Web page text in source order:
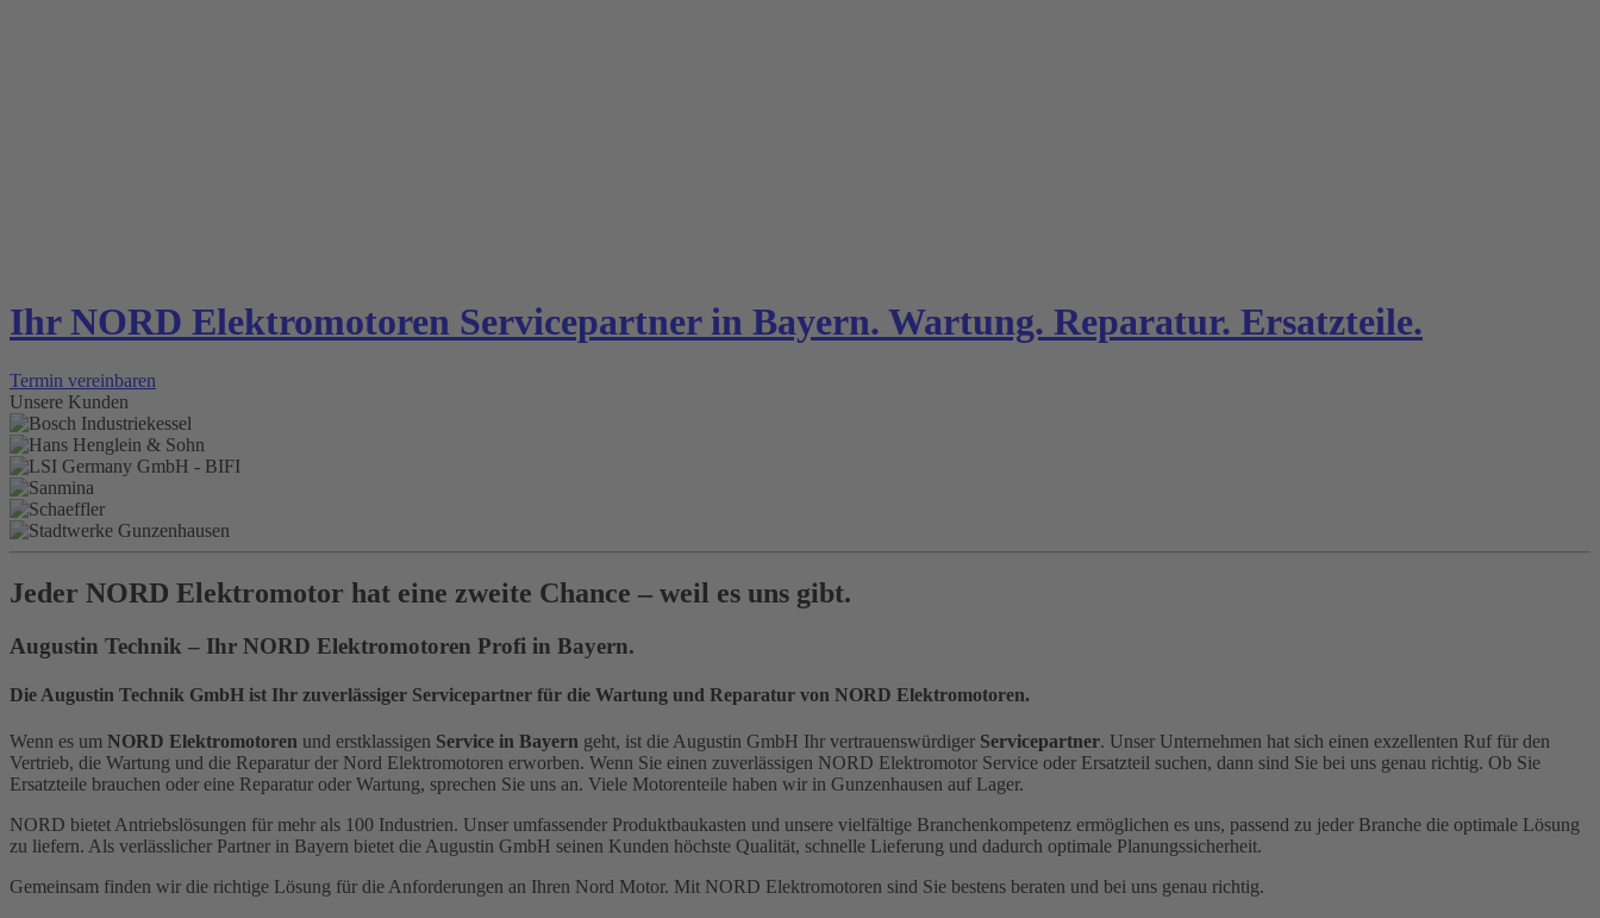
Ihr NORD Elektromotoren Servicepartner in Bayern. Wartung. Reparatur. Ersatzteile.
Termin vereinbaren
Unsere Kunden
Jeder NORD Elektromotor hat eine zweite Chance – weil es uns gibt.
Augustin Technik – Ihr NORD Elektromotoren Profi in Bayern.
Die Augustin Technik GmbH ist Ihr zuverlässiger Servicepartner für die Wartung und Reparatur von NORD Elektromotoren.
Wenn es um NORD Elektromotoren und erstklassigen Service in Bayern geht, ist die Augustin GmbH Ihr vertrauenswürdiger Servicepartner. Unser Unternehmen hat sich einen exzellenten Ruf für den
Vertrieb, die Wartung und die Reparatur der Nord Elektromotoren erworben. Wenn Sie einen zuverlässigen NORD Elektromotor Service oder Ersatzteil suchen, dann sind Sie bei uns genau richtig. Ob Sie
Ersatzteile brauchen oder eine Reparatur oder Wartung, sprechen Sie uns an. Viele Motorenteile haben wir in Gunzenhausen auf Lager.
NORD bietet Antriebslösungen für mehr als 100 Industrien. Unser umfassender Produktbaukasten und unsere vielfältige Branchenkompetenz ermöglichen es uns, passend zu jeder Branche die optimale Lösung
zu liefern. Als verlässlicher Partner in Bayern bietet die Augustin GmbH seinen Kunden höchste Qualität, schnelle Lieferung und dadurch optimale Planungssicherheit.
Gemeinsam finden wir die richtige Lösung für die Anforderungen an Ihren Nord Motor. Mit NORD Elektromotoren sind Sie bestens beraten und bei uns genau richtig.